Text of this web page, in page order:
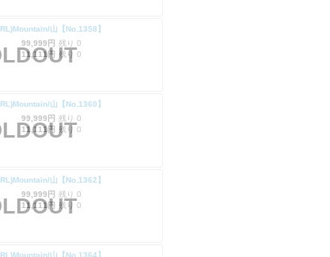
山【No.1358】
99,999円 残り 0
11,111円 残り 0
山【No.1360】
99,999円 残り 0
11,111円 残り 0
山【No.1362】
99,999円 残り 0
11,111円 残り 0